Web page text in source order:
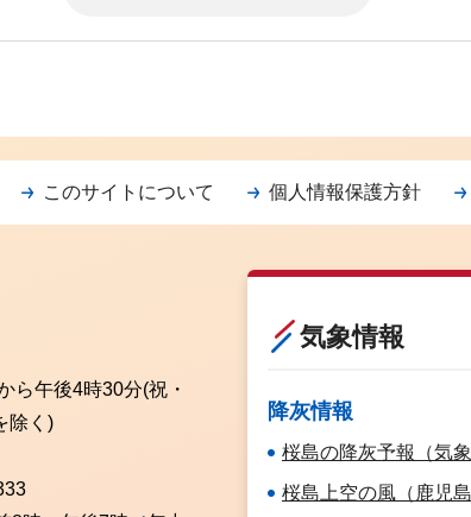
このサイトについて 個人情報保護方針
ら午後4時30分(祝・
除く)
気象情報
降灰情報
桜島の降灰予報（気象
桜島上空の風（鹿児